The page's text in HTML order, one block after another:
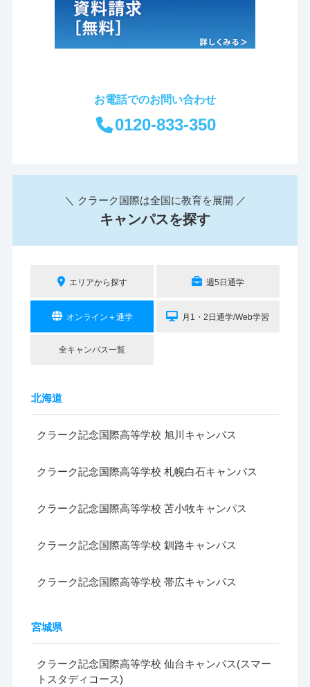
お電話でのお問い合わせ
0120-833-350
＼ クラーク国際は全国に教育を展開 ／
キャンパスを探す
エリアから探す 週5日通学
オンライン＋通学 月1・2日通学/Web学習
全キャンパス一覧
北海道
クラーク記念国際高等学校 旭川キャンパス
クラーク記念国際高等学校 札幌白石キャンパス
クラーク記念国際高等学校 苫小牧キャンパス
クラーク記念国際高等学校 釧路キャンパス
クラーク記念国際高等学校 帯広キャンパス
宮城県
クラーク記念国際高等学校 仙台キャンパス(スマー
トスタディコース)